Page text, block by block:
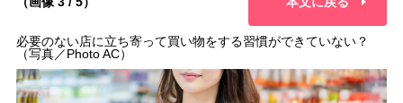
必要のない店に立ち寄って買い物をする習慣ができていない？
（写真／Photo AC）